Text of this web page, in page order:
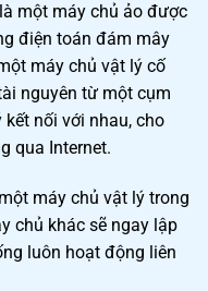
một máy chủ ảo được
điện toán đám mây
máy chủ vật lý cố
nguyên từ một cụm
nối với nhau, cho
qua Internet.
máy chủ vật lý trong
chủ khác sẽ ngay lập
luôn hoạt động liên